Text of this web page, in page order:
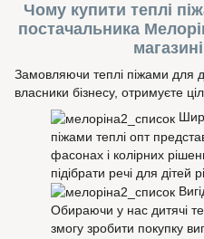
Чому купити теплі
постачальника
Замовляючи теплі піжами для
власники бізнесу, отримуєте
піжами теплі опт
фасонах і колірних
підібрати речі для дітей
Обираючи у нас дитячі
змогу зробити покупку